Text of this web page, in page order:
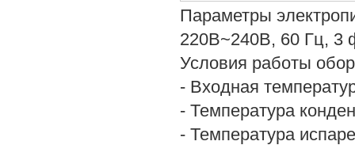
Параметры
220В~240В, 60 Гц, 3
Условия работы
- Входная
- Температура
- Температура